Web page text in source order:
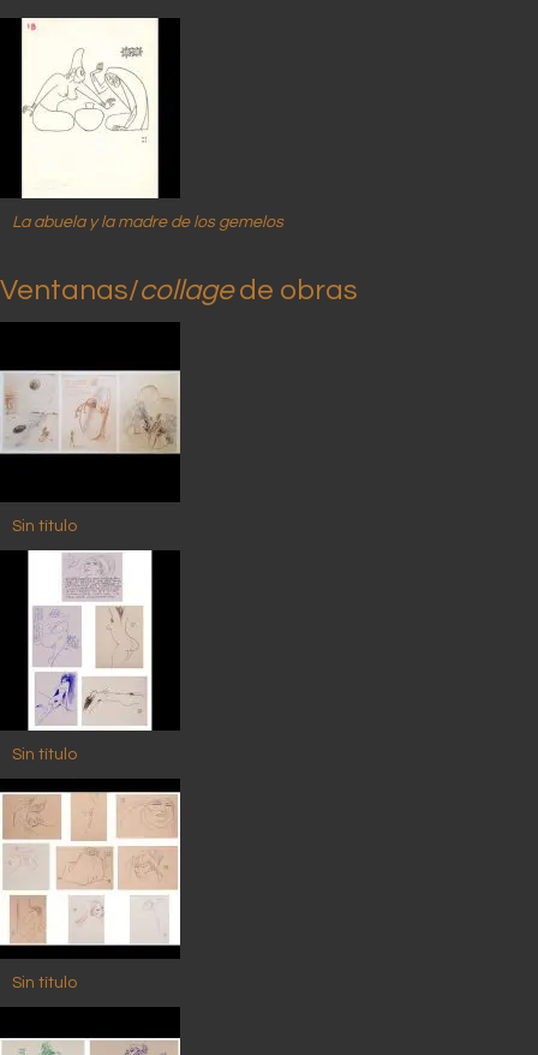
La abuela y la madre de los gemelos
Ventanas/collagede obras
Sin título
Sin título
Sin título